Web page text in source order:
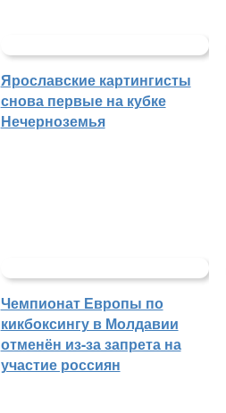
Ярославские картингисты
снова первые на кубке
Нечерноземья
Чемпионат Европы по
кикбоксингу в Молдавии
отменён из-за запрета на
участие россиян